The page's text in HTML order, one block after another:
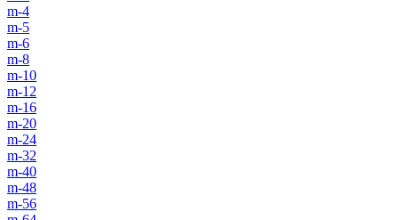
m-4
m-5
m-6
m-8
m-10
m-12
m-16
m-20
m-24
m-32
m-40
m-48
m-56